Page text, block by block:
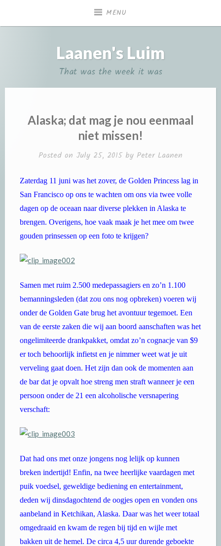
MENU
Laanen's Luim
That was the week it was
Alaska; dat mag je nou eenmaal
niet missen!
Posted on July 25, 2015by Peter Laanen
Zaterdag 11 juni was het zover, de Golden Princess lag in
San Francisco op ons te wachten om ons via twee volle
dagen op de oceaan naar diverse plekken in Alaska te
brengen. Overigens, hoe vaak maak je het mee om twee
gouden prinsessen op een foto te krijgen?
Samen met ruim 2.500 medepassagiers en zo’n 1.100
bemanningsleden (dat zou ons nog opbreken) voeren wij
onder de Golden Gate brug het avontuur tegemoet. Een
van de eerste zaken die wij aan boord aanschaften was het
ongelimiteerde drankpakket, omdat zo’n cognacje van $9
er toch behoorlijk infietst en je nimmer weet wat je uit
verveling gaat doen. Het zijn dan ook de momenten aan
de bar dat je opvalt hoe streng men straft wanneer je een
persoon onder de 21 een alcoholische versnapering
verschaft:
Dat had ons met onze jongens nog lelijk op kunnen
breken indertijd! Enfin, na twee heerlijke vaardagen met
puik voedsel, geweldige bediening en entertainment,
deden wij dinsdagochtend de oogjes open en vonden ons
aanbeland in Ketchikan, Alaska. Daar was het weer totaal
omgedraaid en kwam de regen bij tijd en wijle met
bakken uit de hemel. De circa 4,5 uur durende geboekte